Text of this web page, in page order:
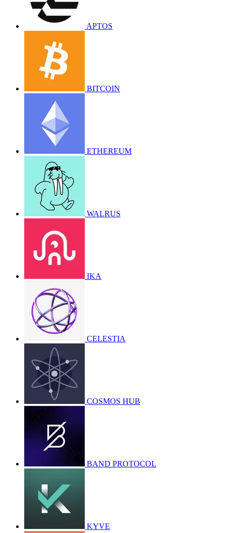
APTOS
BITCOIN
ETHEREUM
WALRUS
IKA
CELESTIA
COSMOS HUB
BAND PROTOCOL
KYVE